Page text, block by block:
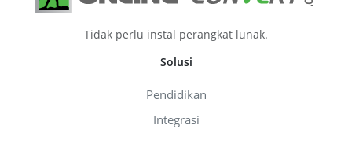
Tidak perlu instal perangkat lunak.
Solusi
Pendidikan
Integrasi